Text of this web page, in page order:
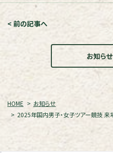
お知ら
< 前の記事へ
HOME
お知らせ
2025年国内男子・女子ツアー競技